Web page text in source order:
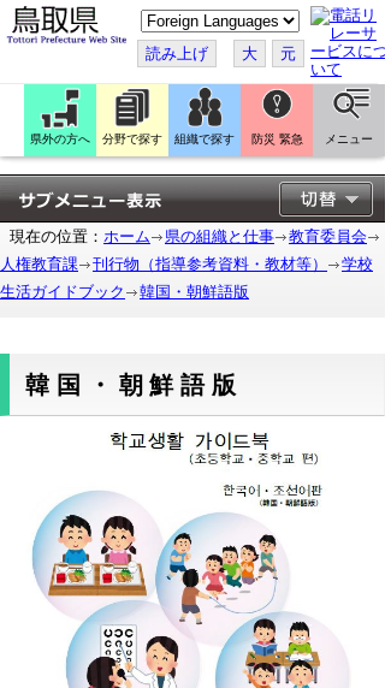
こ
の
ペ
ー
ジ
翻
訳
す
る
読み上げ 大 元
県外の方へ 分野で探す 組織で探す 防災 緊急 メニュー
現在の位置： ホーム 県の組織と仕事
教育委員会
人権教育課
刊行物（指導参考資料・教材等）
学校
生活ガイドブック
韓国・朝鮮語版
韓国・朝鮮語版